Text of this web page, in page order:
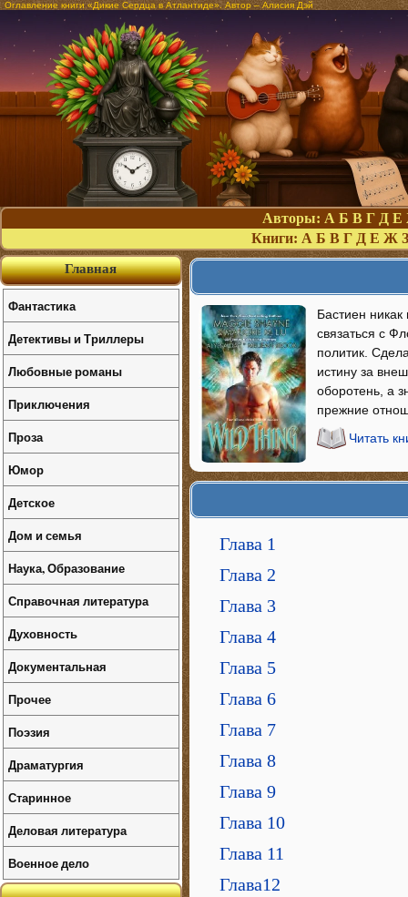
Оглавление книги «Дикие Сердца в Атлантиде». Автор – Алисия Дэй
Авторы: А Б В Г Д Е
Книги: А Б В Г Д Е Ж З
Бастиен
связаться с
политик.
истину за
оборотень, а
прежние
Читать
Глава 1
Глава 2
Глава 3
Глава 4
Глава 5
Глава 6
Глава 7
Глава 8
Глава 9
Глава 10
Глава 11
Глава12
Главная
Фантастика
Детективы и Триллеры
Любовные романы
Приключения
Проза
Юмор
Детское
Дом и семья
Наука, Образование
Справочная литература
Духовность
Документальная
Прочее
Поэзия
Драматургия
Старинное
Деловая литература
Военное дело